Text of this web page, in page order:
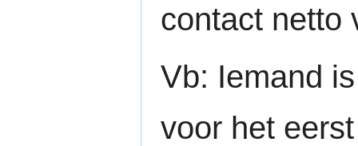
contact netto
Vb: Iemand
voor het